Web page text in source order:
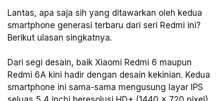
Lantas, apa saja sih yang ditawarkan oleh kedua
smartphone generasi terbaru dari seri Redmi ini?
Berikut ulasan singkatnya.
Dari segi desain, baik Xiaomi Redmi 6 maupun
Redmi 6A kini hadir dengan desain kekinian. Kedua
smartphone ini sama-sama mengusung layar IPS